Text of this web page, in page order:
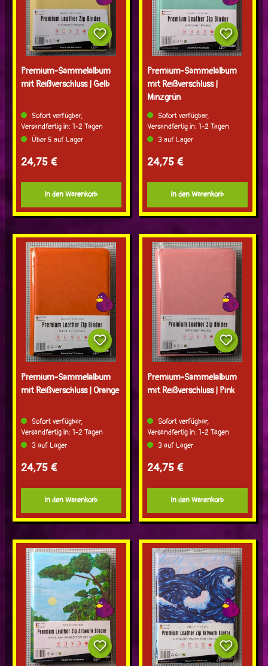
Premium-Sammelalbum
mit Reißverschluss | Gelb
Sofort verfügbar,
Versandfertig in: 1-2 Tagen
Über 5 auf Lager
Regulärer Preis:
24,75 €
In den Warenkorb
Premium-Sammelalbum
mit Reißverschluss |
Minzgrün
Sofort verfügbar,
Versandfertig in: 1-2 Tagen
3 auf Lager
Regulärer Preis:
24,75 €
In den Warenkorb
Premium-Sammelalbum
mit Reißverschluss | Orange
Sofort verfügbar,
Versandfertig in: 1-2 Tagen
3 auf Lager
Regulärer Preis:
24,75 €
In den Warenkorb
Premium-Sammelalbum
mit Reißverschluss | Pink
Sofort verfügbar,
Versandfertig in: 1-2 Tagen
3 auf Lager
Regulärer Preis:
24,75 €
In den Warenkorb